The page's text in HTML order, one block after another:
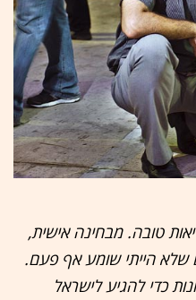
טובה. מבחינה אישית,
שלא הייתי שומע אף פעם.
כדי להגיע לישראל